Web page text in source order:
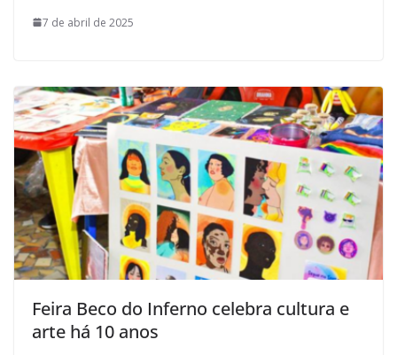
7 de abril de 2025
Feira Beco do Inferno celebra cultura e
arte há 10 anos